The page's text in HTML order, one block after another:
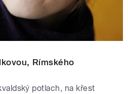
Rímského
potlach, na křest